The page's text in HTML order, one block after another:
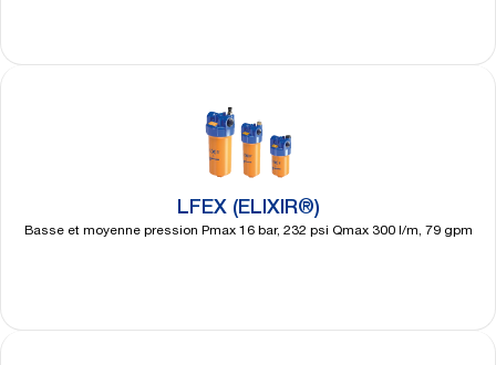
LFEX (ELIXIR®)
Basse et moyenne pression Pmax 16 bar, 232 psi Qmax 300 l/m, 79 gpm